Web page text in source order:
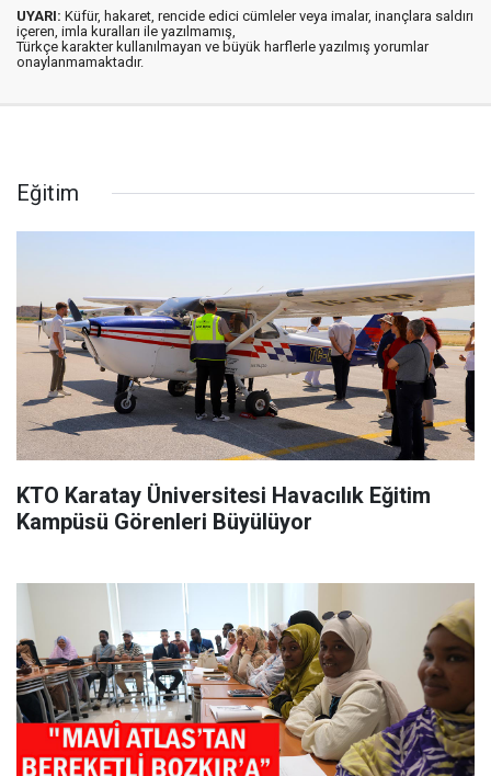
UYARI: Küfür, hakaret, rencide edici cümleler veya imalar, inançlara saldırı
içeren, imla kuralları ile yazılmamış,
Türkçe karakter kullanılmayan ve büyük harflerle yazılmış yorumlar
onaylanmamaktadır.
Eğitim
KTO Karatay Üniversitesi Havacılık Eğitim
Kampüsü Görenleri Büyülüyor